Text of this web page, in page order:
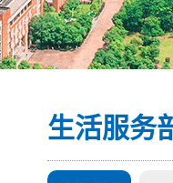
生活服务